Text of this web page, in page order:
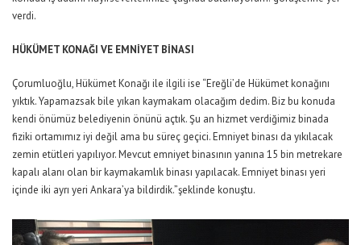
verdi.
HÜKÜMET KONAĞI VE EMNİYET BİNASI
Çorumluoğlu, Hükümet Konağı ile ilgili ise “Ereğli’de Hükümet konağını
yıktık. Yapamazsak bile yıkan kaymakam olacağım dedim. Biz bu konuda
kendi önümüz belediyenin önünü açtık. Şu an hizmet verdiğimiz binada
fiziki ortamımız iyi değil ama bu süreç geçici. Emniyet binası da yıkılacak
zemin etütleri yapılıyor. Mevcut emniyet binasının yanına 15 bin metrekare
kapalı alanı olan bir kaymakamlık binası yapılacak. Emniyet binası yeri
içinde iki ayrı yeri Ankara’ya bildirdik.”şeklinde konuştu.